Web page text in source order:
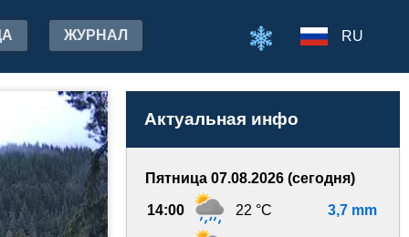
ЖУРНАЛ RU
Актуальная инфо
Пятница 07.08.2026 (сегодня)
14:00 22 °C 3,7 mm